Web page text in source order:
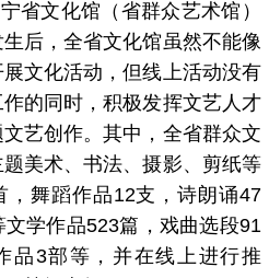
文化馆（省群众艺术馆）
后，全省文化馆虽然不能像
文化活动，但线上活动没有
的同时，积极发挥文艺人才
艺创作。其中，全省群众文
美术、书法、摄影、剪纸等
，舞蹈作品12支，诗朗诵47
学作品523篇，戏曲选段91
品3部等，并在线上进行推